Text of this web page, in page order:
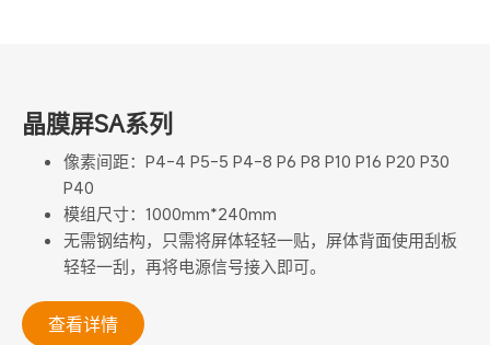
晶膜屏SA系列
像素间距：P4-4 P5-5 P4-8 P6 P8 P10 P16 P20 P30
P40
模组尺寸：1000mm*240mm
无需钢结构，只需将屏体轻轻一贴，屏体背面使用刮板
轻轻一刮，再将电源信号接入即可。
查看详情